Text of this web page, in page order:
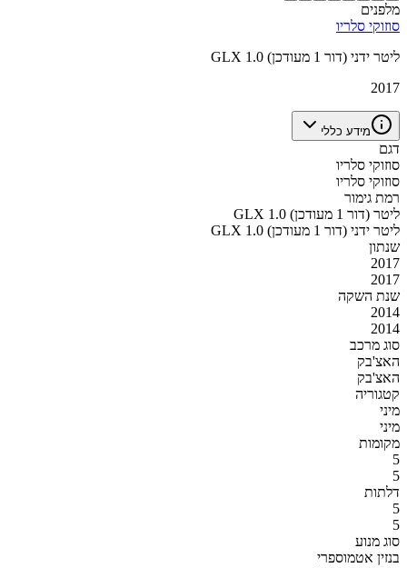
מלפנים
סוזוקי סלריו
GLX 1.0 ליטר ידני (דור 1 מעודכן)
2017
מידע כללי
דגם
סוזוקי סלריו
סוזוקי סלריו
רמת גימור
GLX 1.0 ליטר (דור 1 מעודכן)
GLX 1.0 ליטר ידני (דור 1 מעודכן)
שנתון
2017
2017
שנת השקה
2014
2014
סוג מרכב
האצ'בק
האצ'בק
קטגוריה
מיני
מיני
מקומות
5
5
דלתות
5
5
סוג מנוע
בנזין אטמוספרי